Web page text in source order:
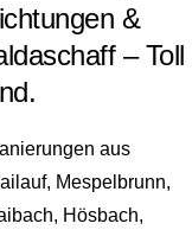
&
– Toll